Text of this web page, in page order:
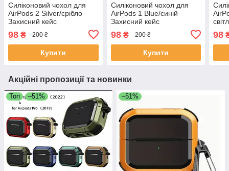
Силіконовий чохол для
AirPods 2 Silver/срібло
Захисний кейс
98 ₴ 200 ₴
Купити
Силіконовий чохол для
AirPods 1 Blue/синій
Захисний кейс
98₴ 200 ₴
Купити
98
Акційні пропозиції та новинки
Топ –51% –51%